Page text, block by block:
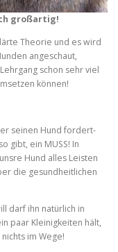
großartig!
Theorie und es wird
angeschaut,
schon sehr viel
können!
seinen Hund fordert-
gibt, ein MUSS! In
Hund alles Leisten
die gesundheitlichen
darf ihn natürlich in
paar Kleinigkeiten hält,
im Wege!